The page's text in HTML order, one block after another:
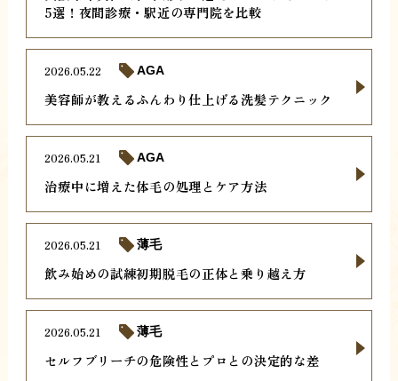
5選！夜間診療・駅近の専門院を比較
美容師が教えるふんわり仕上げる洗髪テクニック
2026.05.22 AGA
治療中に増えた体毛の処理とケア方法
2026.05.21 AGA
飲み始めの試練初期脱毛の正体と乗り越え方
2026.05.21 薄毛
セルフブリーチの危険性とプロとの決定的な差
2026.05.21 薄毛